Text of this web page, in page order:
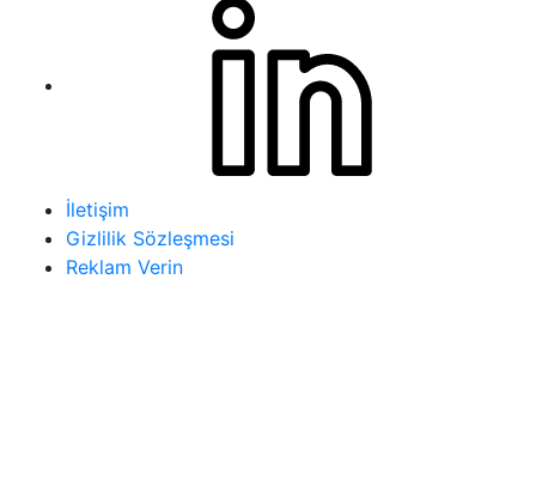
İletişim
Gizlilik Sözleşmesi
Reklam Verin